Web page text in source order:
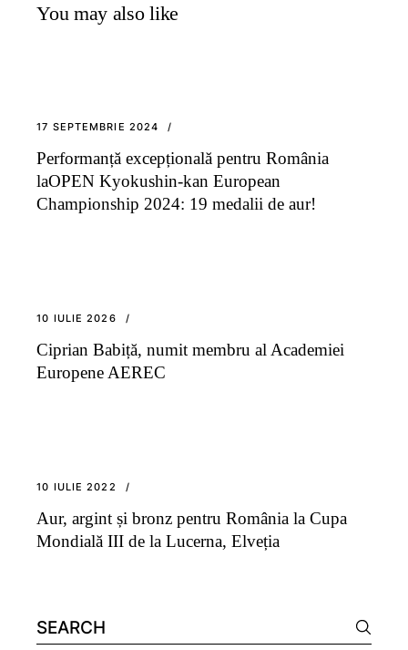
You may also like
17 SEPTEMBRIE 2024
Performanță excepțională pentru România
laOPEN Kyokushin-kan European
Championship 2024: 19 medalii de aur!
10 IULIE 2026
Ciprian Babiță, numit membru al Academiei
Europene AEREC
10 IULIE 2022
Aur, argint și bronz pentru România la Cupa
Mondială III de la Lucerna, Elveția
Search
for: